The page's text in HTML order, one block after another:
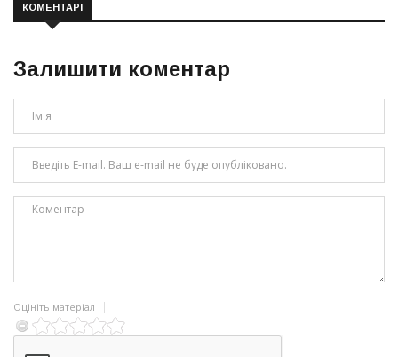
КОМЕНТАРІ
Залишити коментар
Оцініть матеріал